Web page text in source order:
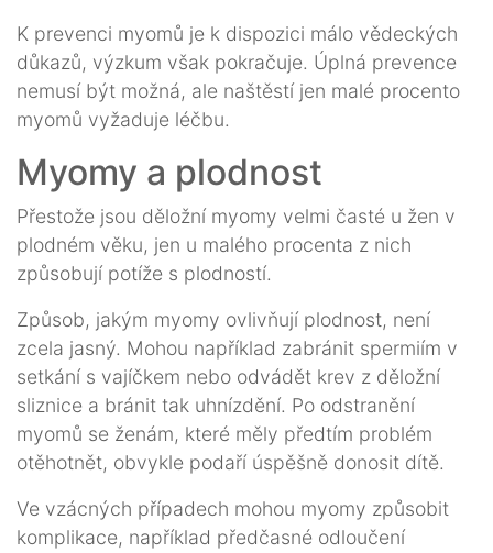
K prevenci myomů je k dispozici málo vědeckých
důkazů, výzkum však pokračuje. Úplná prevence
nemusí být možná, ale naštěstí jen malé procento
myomů vyžaduje léčbu.
Myomy a plodnost
Přestože jsou děložní myomy velmi časté u žen v
plodném věku, jen u malého procenta z nich
způsobují potíže s plodností.
Způsob, jakým myomy ovlivňují plodnost, není
zcela jasný. Mohou například zabránit spermiím v
setkání s vajíčkem nebo odvádět krev z děložní
sliznice a bránit tak uhnízdění. Po odstranění
myomů se ženám, které měly předtím problém
otěhotnět, obvykle podaří úspěšně donosit dítě.
Ve vzácných případech mohou myomy způsobit
komplikace, například předčasné odloučení